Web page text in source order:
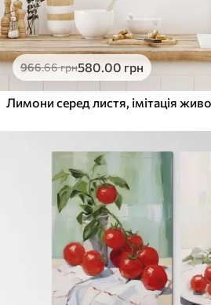
966.66грн580.00 грн